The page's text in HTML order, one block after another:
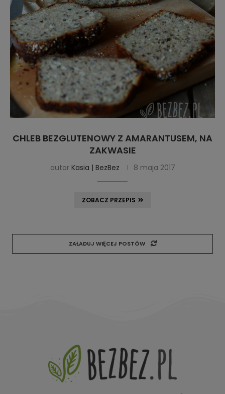
CHLEB BEZGLUTENOWY Z AMARANTUSEM, NA
ZAKWASIE
autor Kasia | BezBez 8 maja 2017
ZOBACZ PRZEPIS
ZAŁADUJ WIĘCEJ POSTÓW